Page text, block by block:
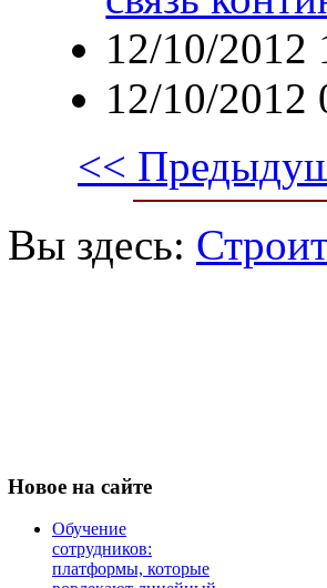
12/10/2012
12/10/2012
<<
Вы здесь:
Новое на сайте
Обучение
сотрудников:
платформы, которые